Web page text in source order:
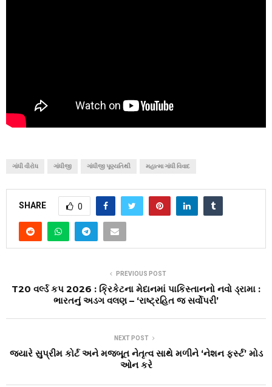
ગાંધી વીરોધ ગાંધીજી ગાંધીજી પૂણ્યતિથી મહાત્મા ગાંધી વિવાદ
SHARE 0
PREVIOUS POST
T20 વર્લ્ડ કપ 2026 : ક્રિકેટના મેદાનમાં પાકિસ્તાનનો નવો ડ્રામા :
ભારતનું અડગ વલણ – ‘રાષ્ટ્રહિત જ સર્વોપરી’
NEXT POST
જ્યારે સુપ્રીમ કોર્ટ અને મજબૂત નેતૃત્વ સાથે મળીને ‘નેશન ફર્સ્ટ’ મોડ
ઓન કરે